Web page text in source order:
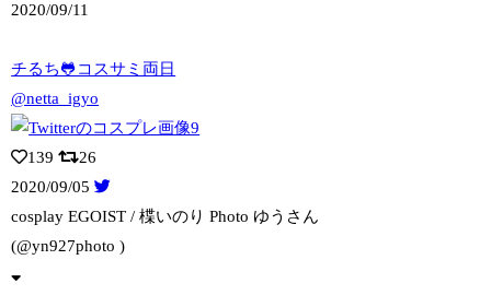
2020/09/11
チるち🐸コスサミ両日
@netta_igyo
139
26
2020/09/05
cosplay EGOIST / 楪いのり Photo ゆうさん
(@yn927photo )